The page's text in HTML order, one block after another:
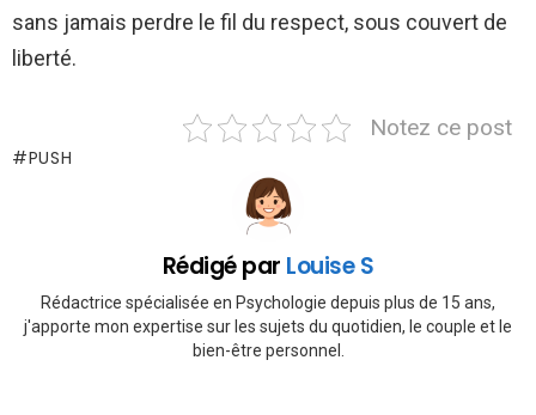
sans jamais perdre le fil du respect, sous couvert de
liberté.
Notez ce post
PUSH
Rédigé par Louise S
Rédactrice spécialisée en Psychologie depuis plus de 15 ans,
j'apporte mon expertise sur les sujets du quotidien, le couple et le
bien-être personnel.